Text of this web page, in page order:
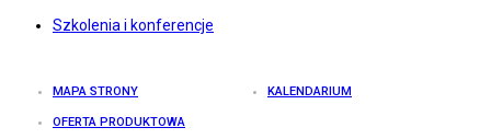
Szkolenia i konferencje
MAPA STRONY KALENDARIUM
OFERTA PRODUKTOWA